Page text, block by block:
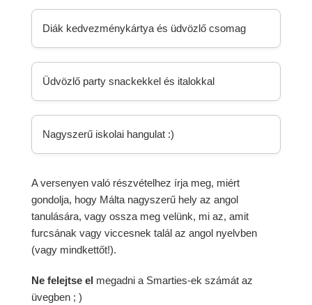
Diák kedvezménykártya és üdvözlő csomag
Üdvözlő party snackekkel és italokkal
Nagyszerű iskolai hangulat :)
A versenyen való részvételhez írja meg, miért
gondolja, hogy Málta nagyszerű hely az angol
tanulására, vagy ossza meg velünk, mi az, amit
furcsának vagy viccesnek talál az angol nyelvben
(vagy mindkettőt!).
Ne felejtse el megadni a Smarties-ek számát az
üvegben ; )